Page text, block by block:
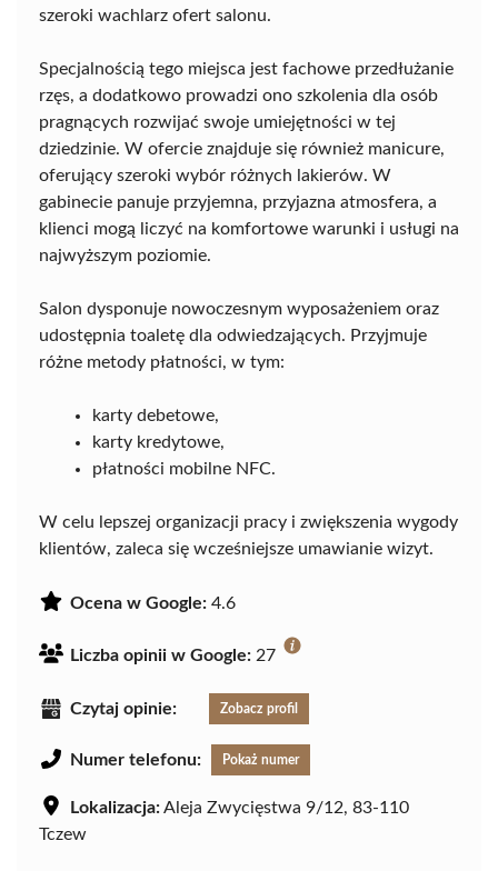
szeroki wachlarz ofert salonu.
Specjalnością tego miejsca jest fachowe przedłużanie
rzęs, a dodatkowo prowadzi ono szkolenia dla osób
pragnących rozwijać swoje umiejętności w tej
dziedzinie. W ofercie znajduje się również manicure,
oferujący szeroki wybór różnych lakierów. W
gabinecie panuje przyjemna, przyjazna atmosfera, a
klienci mogą liczyć na komfortowe warunki i usługi na
najwyższym poziomie.
Salon dysponuje nowoczesnym wyposażeniem oraz
udostępnia toaletę dla odwiedzających. Przyjmuje
różne metody płatności, w tym:
karty debetowe,
karty kredytowe,
płatności mobilne NFC.
W celu lepszej organizacji pracy i zwiększenia wygody
klientów, zaleca się wcześniejsze umawianie wizyt.
Ocena w Google: 4.6
Liczba opinii w Google: 27
Czytaj opinie: Zobacz profil
Numer telefonu: Pokaż numer
Lokalizacja:Aleja Zwycięstwa 9/12, 83-110
Tczew